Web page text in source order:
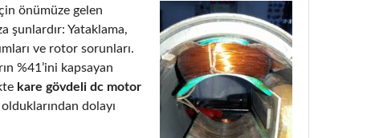
önümüze gelen
şunlardır: Yataklama,
ve rotor sorunları.
%41’ini kapsayan
kare gövdeli dc motor
dolayı